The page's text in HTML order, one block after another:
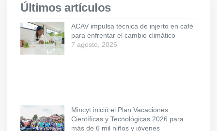
Últimos artículos
ACAV impulsa técnica de injerto en café
para enfrentar el cambio climático
7 agosto, 2026
Mincyt inició el Plan Vacaciones
Científicas y Tecnológicas 2026 para
más de 6 mil niños y jóvenes